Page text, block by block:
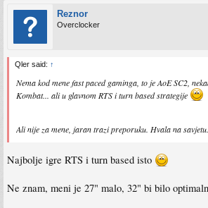
Reznor
Overclocker
Qler said: ↑
Nema kod mene fast paced gaminga, to je AoE SC2,
Kombat... ali u glavnom RTS i turn based strategije
Ali nije za mene, jaran trazi preporuku. Hvala na savjetu.
Najbolje igre RTS i turn based isto
Ne znam, meni je 27" malo, 32" bi bilo